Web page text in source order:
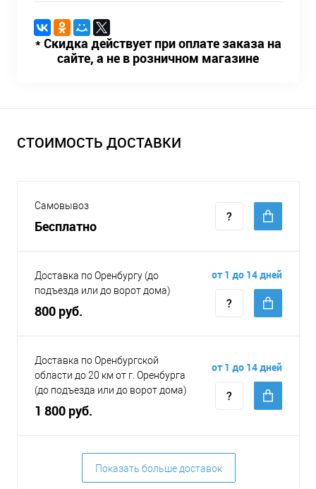
* Скидка действует при оплате заказа на
сайте, а не в розничном магазине
СТОИМОСТЬ ДОСТАВКИ
Самовывоз
Бесплатно
Доставка по Оренбургу (до
подъезда или до ворот дома)
800 руб.
от 1 до 14 дней
Доставка по Оренбургской
области до 20 км от г. Оренбурга
(до подъезда или до ворот дома)
1 800 руб.
от 1 до 14 дней
Показать больше доставок